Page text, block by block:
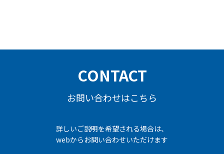
CONTACT
お問い合わせはこちら
詳しいご説明を希望される場合は、
webからお問い合わせいただけます